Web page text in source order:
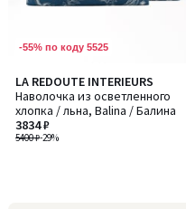
-55% по коду 5525
LA REDOUTE INTERIEURS
Наволочка из осветленного
хлопка / льна, Balina / Балина
5400 ₽-29%
3834 ₽